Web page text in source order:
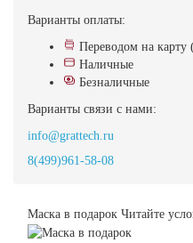
Варианты оплаты:
Переводом на
Наличные
Безналичные
Варианты связи с нами:
info@grattech.ru
8(499)961-58-08
Маска в подарок Читайте